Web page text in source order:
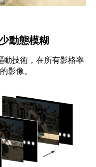
動態模糊
動技術，在所有影格率
影像。